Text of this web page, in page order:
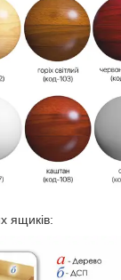
ящиків: